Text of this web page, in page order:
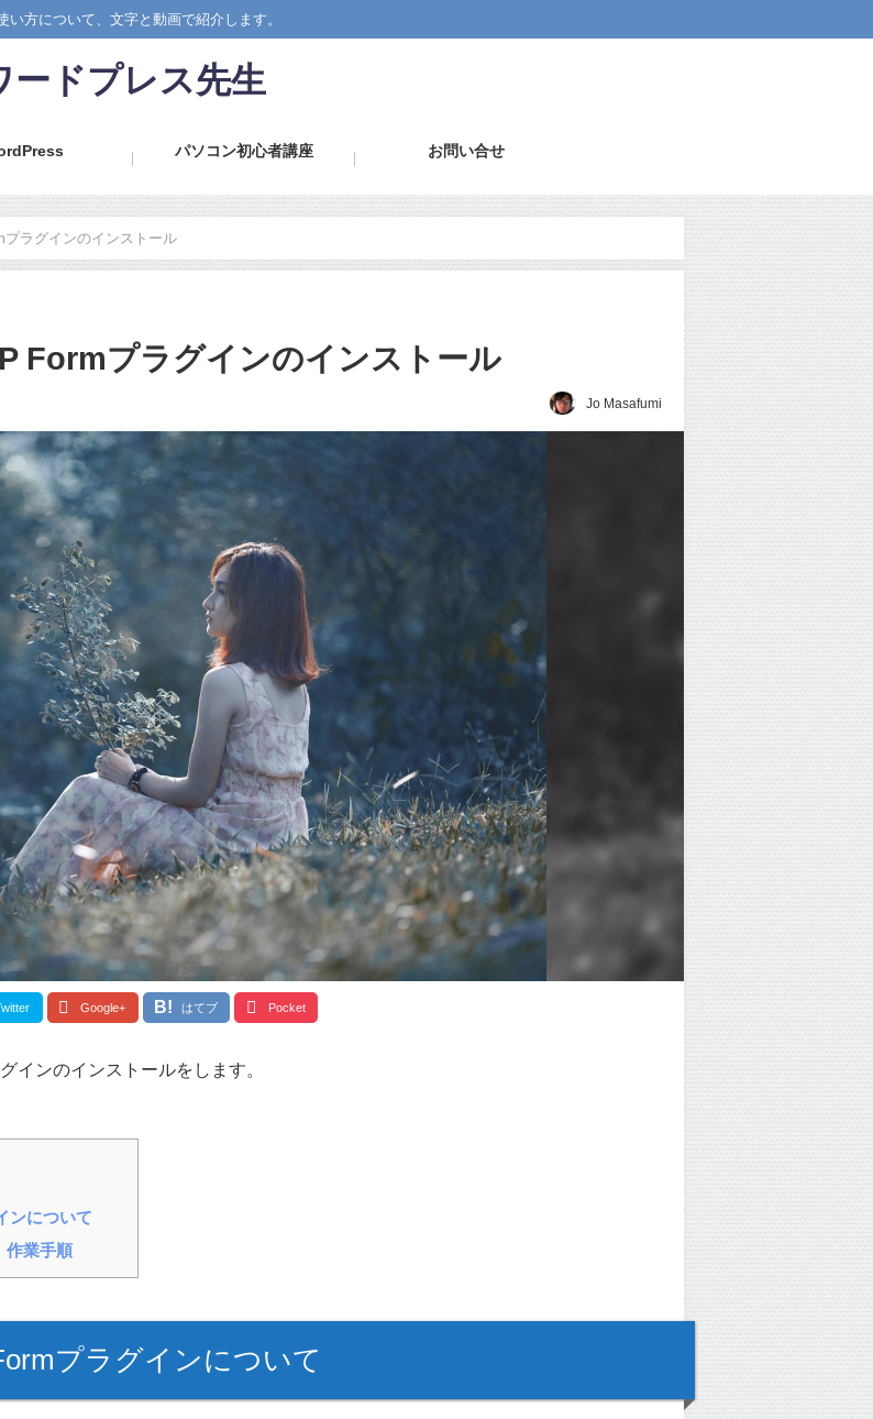
方について、文字と動画で紹介します。
ドプレス先生
パソコン初心者講座 お問い合せ
プラグインのインストール
Formプラグインのインストール
Jo Masafumi
Google+ はてブ Pocket
インのインストールをします。
ンについて
作業手順
プラグインについて